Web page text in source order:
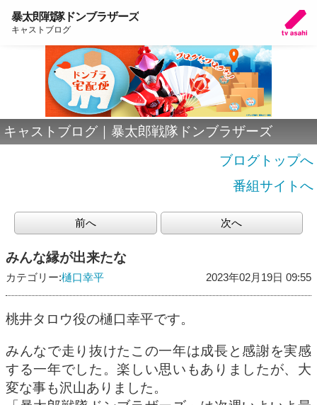
暴太郎戦隊ドンブラザーズ
キャストブログ
キャストブログ｜暴太郎戦隊ドンブラザーズ
ブログトップへ
番組サイトへ
前へ 次へ
みんな縁が出来たな
カテゴリー:樋口幸平 2023年02月19日 09:55
桃井タロウ役の樋口幸平です。
みんなで走り抜けたこの一年は成長と感謝を実感
する一年でした。楽しい思いもありましたが、大
変な事も沢山ありました。